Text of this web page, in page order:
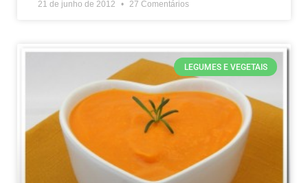
21 de junho de 2012 27 Comentários
LEGUMES E VEGETAIS